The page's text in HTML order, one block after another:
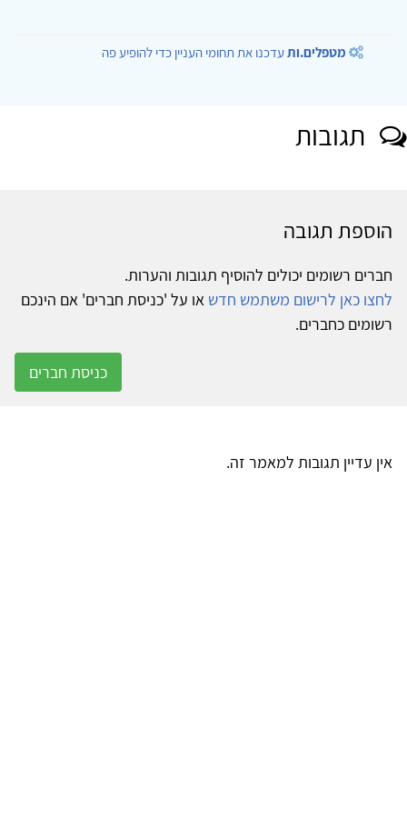
מטפלים.ותעדכנו את תחומי העניין כדי להופיע פה
תגובות
הוספת תגובה
חברים רשומים יכולים להוסיף תגובות והערות.
לחצו כאן לרישום משתמש חדש או על 'כניסת חברים' אם הינכם
רשומים כחברים.
כניסת חברים
אין עדיין תגובות למאמר זה.